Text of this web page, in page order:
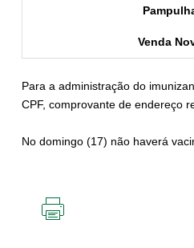
Venda
Para a administração do
CPF, comprovante de endereço
No domingo (17) não haverá